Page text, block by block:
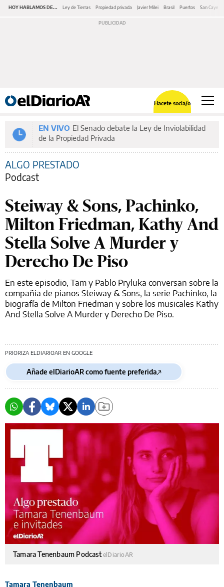
HOY HABLAMOS DE... Ley de Tierras Propiedad privada Javier Milei Brasil Puertos San
Hacete socia/o
EN VIVO El Senado debate la Ley de Inviolabilidad
de la Propiedad Privada
ALGO PRESTADO
Podcast
Steiway & Sons, Pachinko,
Milton Friedman, Kathy And
Stella Solve A Murder y
Derecho De Piso
En este episodio, Tam y Pablo Pryluka conversan sobre la
compañia de pianos Steiway & Sons, la serie Pachinko, la
biografía de Milton Friedman y sobre los musicales Kathy
And Stella Solve A Murder y Derecho De Piso.
PRIORIZA ELDIARIOAR EN GOOGLE
Añade elDiarioAR como fuente preferida
Tamara Tenenbaum PodcastelDiarioAR
Tamara Tenenbaum